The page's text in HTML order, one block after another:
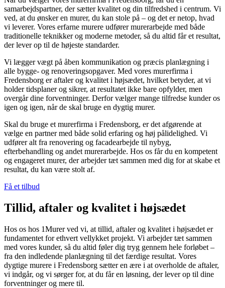
samarbejdspartner, der sætter kvalitet og din tilfredshed i centrum. Vi
ved, at du ønsker en murer, du kan stole på – og det er netop, hvad
vi leverer. Vores erfarne murere udfører murerarbejde med både
traditionelle teknikker og moderne metoder, så du altid får et resultat,
der lever op til de højeste standarder.
Vi lægger vægt på åben kommunikation og præcis planlægning i
alle bygge- og renoveringsopgaver. Med vores murerfirma i
Fredensborg er aftaler og kvalitet i højsædet, hvilket betyder, at vi
holder tidsplaner og sikrer, at resultatet ikke bare opfylder, men
overgår dine forventninger. Derfor vælger mange tilfredse kunder os
igen og igen, når de skal bruge en dygtig murer.
Skal du bruge et murerfirma i Fredensborg, er det afgørende at
vælge en partner med både solid erfaring og høj pålidelighed. Vi
udfører alt fra renovering og facadearbejde til nybyg,
efterbehandling og andet murerarbejde. Hos os får du en kompetent
og engageret murer, der arbejder tæt sammen med dig for at skabe et
resultat, du kan være stolt af.
Få et tilbud
Tillid, aftaler og kvalitet i højsædet
Hos os hos 1Murer ved vi, at tillid, aftaler og kvalitet i højsædet er
fundamentet for ethvert vellykket projekt. Vi arbejder tæt sammen
med vores kunder, så du altid føler dig tryg gennem hele forløbet –
fra den indledende planlægning til det færdige resultat. Vores
dygtige murere i Fredensborg sætter en ære i at overholde de aftaler,
vi indgår, og vi sørger for, at du får en løsning, der lever op til dine
forventninger og mere til.